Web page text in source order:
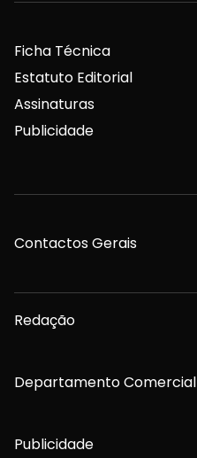
Ficha Técnica
Estatuto Editorial
Assinaturas
Publicidade
Contactos Gerais
Redação
Departamento Comercial
Publicidade